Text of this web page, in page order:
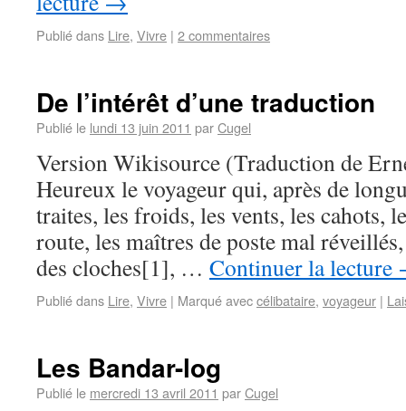
Publié dans Lire, Vivre | 2 commentaires
De l’intérêt d’une traduction
Publié le lundi 13 juin 2011 parCugel
Version Wikisource (Traduction de
Heureux le voyageur qui, après de
traites, les froids, les vents, les cahots,
route, les maîtres de poste mal
des cloches[1], … Continuer la lecture
Publié dans Lire, Vivre | Marqué aveccélibataire, voyageur |
Les Bandar-log
Publié le mercredi 13 avril 2011 parCugel